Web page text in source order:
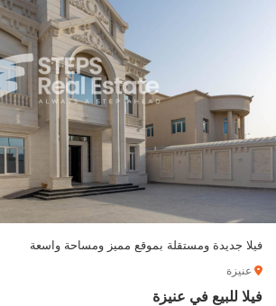
فيلا جديدة ومستقلة بموقع مميز ومساحة واسعة
عنيزة
فيلا للبيع في عنيزة